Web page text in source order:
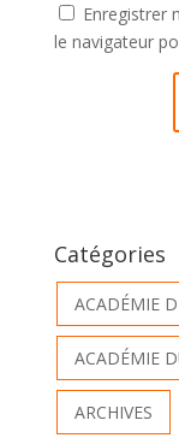
Enregistrer
le navigateur
Catégories
ACADÉMIE
ACADÉMIE
ARCHIVES